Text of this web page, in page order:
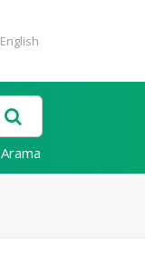
English